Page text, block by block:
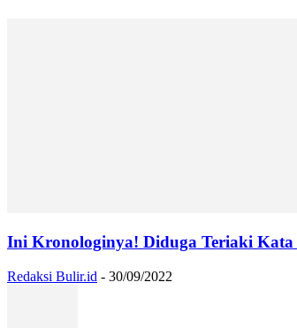
Ini Kronologinya! Diduga Teriaki Kata
Redaksi Bulir.id - 30/09/2022